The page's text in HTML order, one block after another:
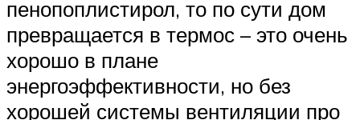
пенопоплистирол, то по сути дом
превращается в термос – это очень
хорошо в плане
энергоэффективности, но без
хорошей системы вентиляции про